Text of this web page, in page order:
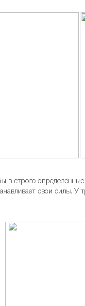
в строго
свои силы. У